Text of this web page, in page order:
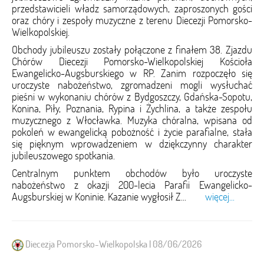
przedstawicieli władz samorządowych, zaproszonych gości
oraz chóry i zespoły muzyczne z terenu Diecezji Pomorsko-
Wielkopolskiej.
Obchody jubileuszu zostały połączone z finałem 38. Zjazdu
Chórów Diecezji Pomorsko-Wielkopolskiej Kościoła
Ewangelicko-Augsburskiego w RP. Zanim rozpoczęło się
uroczyste nabożeństwo, zgromadzeni mogli wysłuchać
pieśni w wykonaniu chórów z Bydgoszczy, Gdańska-Sopotu,
Konina, Piły, Poznania, Rypina i Żychlina, a także zespołu
muzycznego z Włocławka. Muzyka chóralna, wpisana od
pokoleń w ewangelicką pobożność i życie parafialne, stała
się pięknym wprowadzeniem w dziękczynny charakter
jubileuszowego spotkania.
Centralnym punktem obchodów było uroczyste
nabożeństwo z okazji 200-lecia Parafii Ewangelicko-
Augsburskiej w Koninie. Kazanie wygłosił Z... więcej...
Diecezja Pomorsko-Wielkopolska | 08/06/2026